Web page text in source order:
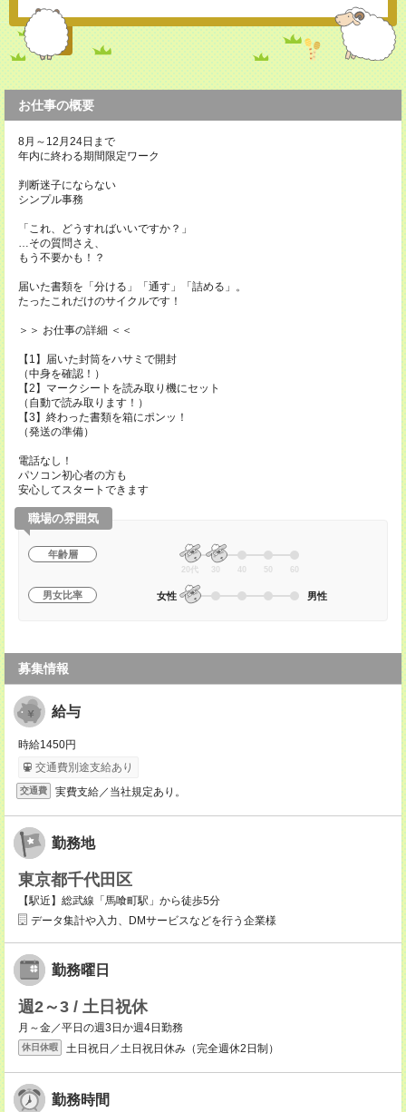
お仕事の概要
8月～12月24日まで
年内に終わる期間限定ワーク
判断迷子にならない
シンプル事務
「これ、どうすればいいですか？」
…その質問さえ、
もう不要かも！？
届いた書類を「分ける」「通す」「詰める」。
たったこれだけのサイクルです！
＞＞ お仕事の詳細 ＜＜
【1】届いた封筒をハサミで開封
（中身を確認！）
【2】マークシートを読み取り機にセット
（自動で読み取ります！）
【3】終わった書類を箱にポンッ！
（発送の準備）
電話なし！
パソコン初心者の方も
安心してスタートできます
職場の雰囲気
年齢層
20代 30 40 50 60
男女比率 女性 男性
募集情報
給与
時給1450円
交通費別途支給あり
交通費 実費支給／当社規定あり。
勤務地
東京都千代田区
【駅近】総武線「馬喰町駅」から徒歩5分
データ集計や入力、DMサービスなどを行う企業様
勤務曜日
週2～3 / 土日祝休
月～金／平日の週3日か週4日勤務
休日休暇 土日祝日／土日祝日休み（完全週休2日制）
勤務時間